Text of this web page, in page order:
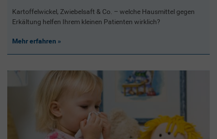
Kartoffelwickel, Zwiebelsaft & Co. – welche Hausmittel gegen
Erkältung helfen Ihrem kleinen Patienten wirklich?
Mehr erfahren